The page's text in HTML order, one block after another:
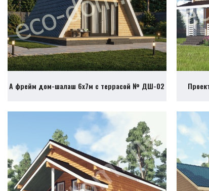
А фрейм дом-шалаш 6х7м с террасой № ДШ-02